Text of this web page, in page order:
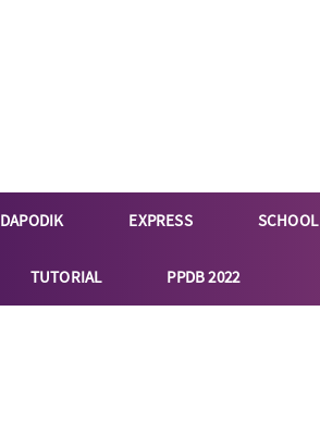
DAPODIK EXPRESS SCHOOL
TUTORIAL PPDB 2022